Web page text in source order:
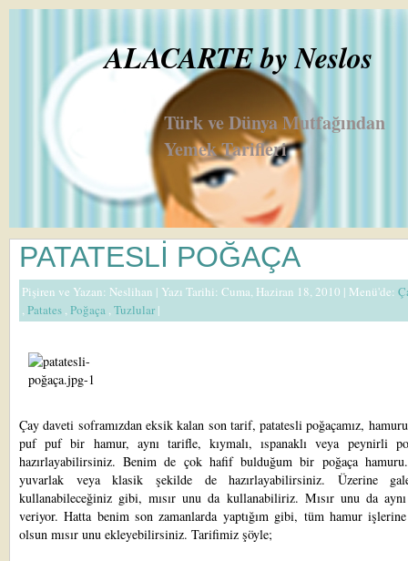
ALACARTE by Neslos
Türk ve Dünya Mutfağından
Yemek Tarifleri
PATATESLİ POĞAÇA
Pişiren ve Yazan: Neslihan | Yazı Tarihi: Cuma, Haziran 18, 2010 | Menü'de:
,Patates ,Poğaça ,Tuzlular|
Çay daveti soframızdan eksik kalan son tarif, patatesli poğaçamız,
puf puf bir hamur, aynı tarifle, kıymalı, ıspanaklı veya peynirli
hazırlayabilirsiniz. Benim de çok hafif bulduğum bir poğaça
yuvarlak veya klasik şekilde de hazırlayabilirsiniz. Üzerine
kullanabileceğiniz gibi, mısır unu da kullanabiliriz. Mısır unu da aynı
veriyor. Hatta benim son zamanlarda yaptığım gibi, tüm hamur
olsun mısır unu ekleyebilirsiniz. Tarifimiz şöyle;